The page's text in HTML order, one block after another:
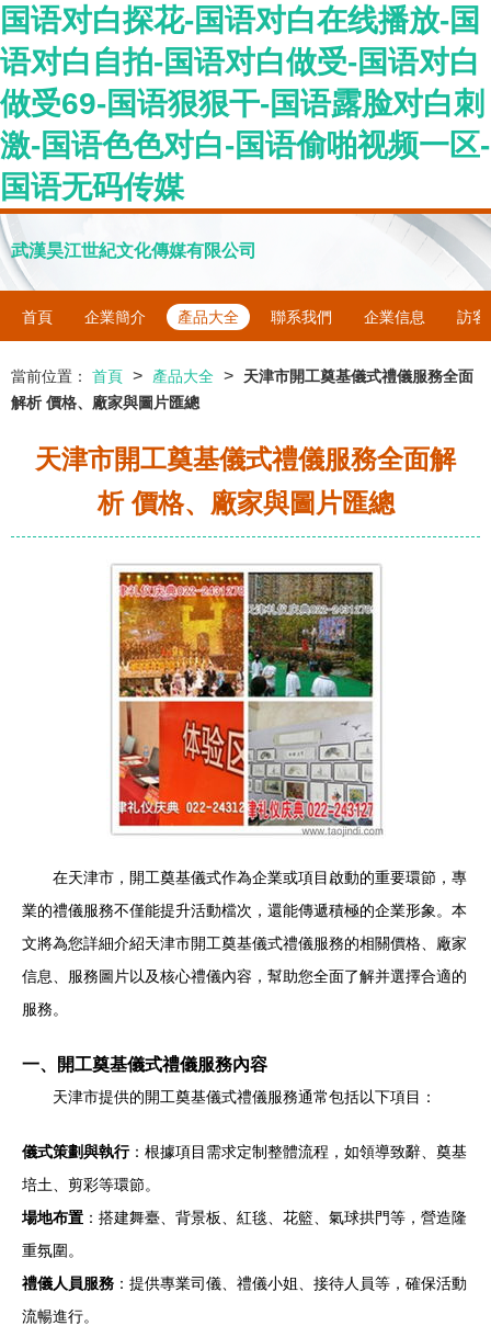
国语对白探花-国语对白在线播放-国
语对白自拍-国语对白做受-国语对白
做受69-国语狠狠干-国语露脸对白刺
激-国语色色对白-国语偷啪视频一区-
国语无码传媒
武漢昊江世紀文化傳媒有限公司
首頁 企業簡介 產品大全 聯系我們 企業信息 訪客
當前位置： 首頁 > 產品大全 >
天津市開工奠基儀式禮儀服務全面
解析 價格、廠家與圖片匯總
天津市開工奠基儀式禮儀服務全面解
析 價格、廠家與圖片匯總
在天津市，開工奠基儀式作為企業或項目啟動的重要環節，專
業的禮儀服務不僅能提升活動檔次，還能傳遞積極的企業形象。本
文將為您詳細介紹天津市開工奠基儀式禮儀服務的相關價格、廠家
信息、服務圖片以及核心禮儀內容，幫助您全面了解并選擇合適的
服務。
一、開工奠基儀式禮儀服務內容
天津市提供的開工奠基儀式禮儀服務通常包括以下項目：
儀式策劃與執行：根據項目需求定制整體流程，如領導致辭、奠基
培土、剪彩等環節。
場地布置 ：搭建舞臺、背景板、紅毯、花籃、氣球拱門等，營造隆
重氛圍。
禮儀人員服務 ：提供專業司儀、禮儀小姐、接待人員等，確保活動
流暢進行。